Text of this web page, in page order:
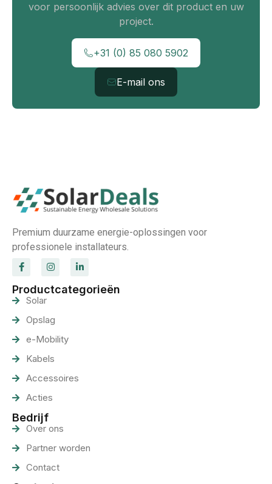
voor persoonlijk advies over dit product en uw
project.
+31 (0) 85 080 5902
E-mail ons
Premium duurzame energie-oplossingen voor
professionele installateurs.
Productcategorieën
Solar
Opslag
e-Mobility
Kabels
Accessoires
Acties
Bedrijf
Over ons
Partner worden
Contact